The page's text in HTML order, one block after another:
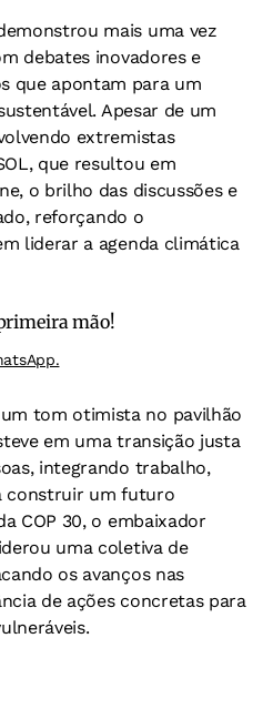
mais uma vez
debates inovadores e
que apontam para um
Apesar de um
extremistas
que resultou em
o brilho das discussões e
reforçando o
liderar a agenda climática
mão!
tom otimista no pavilhão
em uma transição justa
integrando trabalho,
construir um futuro
COP 30, o embaixador
uma coletiva de
os avanços nas
de ações concretas para